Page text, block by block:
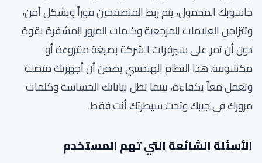
حاسوبك المحمول، يتم ربط المتصفحين فوراً وبشكل آمن،
وتتزامن العلامات المرجعية وكلمات المرور المشفرة بقوة
دون أن تمر على سيرفرات الشركة بصيغة مقروءة أو
مكشوفة. هذا النظام الهندسي يضمن أن أجهزتك متصلة
وتعمل معاً بكفاءة، بينما تظل بياناتك الحساسة وكلمات
مرورك في جيبك وتحت سيطرتك أنت فقط.
الأسئلة الشائعة التي تهم المستخدم